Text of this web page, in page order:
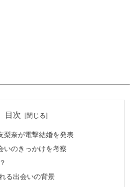
目次
梨奈が電撃結婚を発表
いのきっかけを考察
る出会いの背景